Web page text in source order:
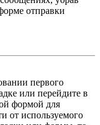
отправки
первого
или перейдите в
формой для
от используемого